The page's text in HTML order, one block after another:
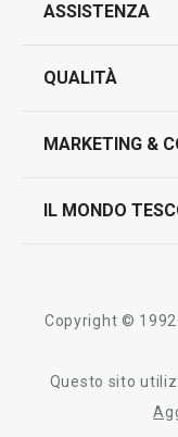
ASSISTENZA
contatti
QUALITÀ
test sui prodotti
MARKETING &
IL MONDO
Tescoma nel
Copyright ©
Questo sito